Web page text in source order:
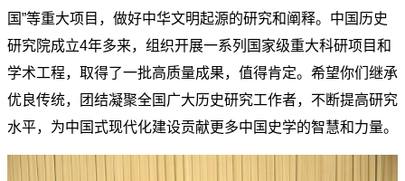
国”等重大项目，做好中华文明起源的研究和阐释。中国历史
研究院成立4年多来，组织开展一系列国家级重大科研项目和
学术工程，取得了一批高质量成果，值得肯定。希望你们继承
优良传统，团结凝聚全国广大历史研究工作者，不断提高研究
水平，为中国式现代化建设贡献更多中国史学的智慧和力量。